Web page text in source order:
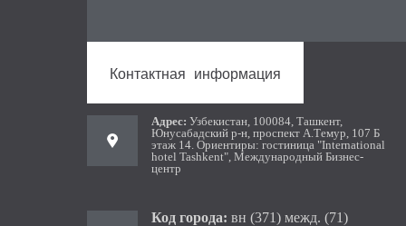
Контактная информация
Aдрес: Узбекистан, 100084, Ташкент,
Юнусабадский р-н, проспект А.Темур, 107 Б
этаж 14. Ориентиры: гостиница "International
hotel Tashkent", Международный Бизнес-
центр
Код города: вн (371) межд. (71)